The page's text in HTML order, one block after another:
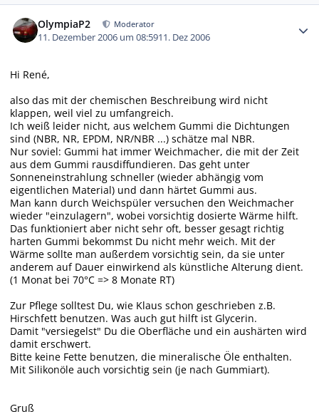
OlympiaP2 Moderator
11. Dezember 2006 um 08:5911. Dez 2006
Hi René,
also das mit der chemischen Beschreibung wird nicht
klappen, weil viel zu umfangreich.
Ich weiß leider nicht, aus welchem Gummi die Dichtungen
sind (NBR, NR, EPDM, NR/NBR ...) schätze mal NBR.
Nur soviel: Gummi hat immer Weichmacher, die mit der Zeit
aus dem Gummi rausdiffundieren. Das geht unter
Sonneneinstrahlung schneller (wieder abhängig vom
eigentlichen Material) und dann härtet Gummi aus.
Man kann durch Weichspüler versuchen den Weichmacher
wieder "einzulagern", wobei vorsichtig dosierte Wärme hilft.
Das funktioniert aber nicht sehr oft, besser gesagt richtig
harten Gummi bekommst Du nicht mehr weich. Mit der
Wärme sollte man außerdem vorsichtig sein, da sie unter
anderem auf Dauer einwirkend als künstliche Alterung dient.
(1 Monat bei 70°C => 8 Monate RT)
Zur Pflege solltest Du, wie Klaus schon geschrieben z.B.
Hirschfett benutzen. Was auch gut hilft ist Glycerin.
Damit "versiegelst" Du die Oberfläche und ein aushärten wird
damit erschwert.
Bitte keine Fette benutzen, die mineralische Öle enthalten.
Mit Silikonöle auch vorsichtig sein (je nach Gummiart).
Gruß